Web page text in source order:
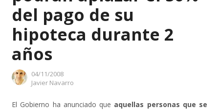
del pago de su
hipoteca durante 2
años
04/11/2008
Author
Javier Navarro
El Gobierno ha anunciado que aquellas personas que se